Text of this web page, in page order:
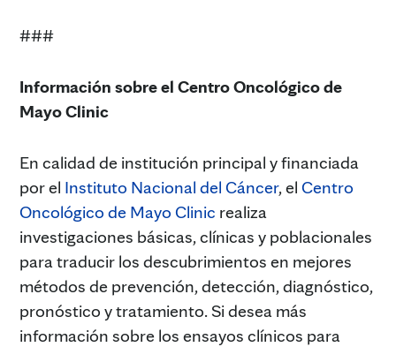
###
Información sobre el Centro Oncológico de
Mayo Clinic
En calidad de institución principal y financiada
por el Instituto Nacional del Cáncer, el Centro
Oncológico de Mayo Clinic realiza
investigaciones básicas, clínicas y poblacionales
para traducir los descubrimientos en mejores
métodos de prevención, detección, diagnóstico,
pronóstico y tratamiento. Si desea más
información sobre los ensayos clínicos para